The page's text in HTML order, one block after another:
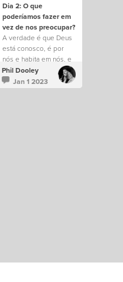
Dia 2: O que
poderíamos fazer em
vez de nos preocupar?
A verdade é que Deus
está conosco, é por
nós e habita em nós, e
saber disso muda tudo.
Phil Dooley
Jan 1 2023